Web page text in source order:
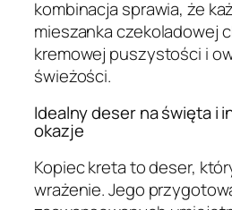
kombinacja sprawia, że
mieszanka czekoladowej
kremowej puszystości i
świeżości.
Idealny deser na święta i
okazje
Kopiec kreta to deser,
wrażenie. Jego